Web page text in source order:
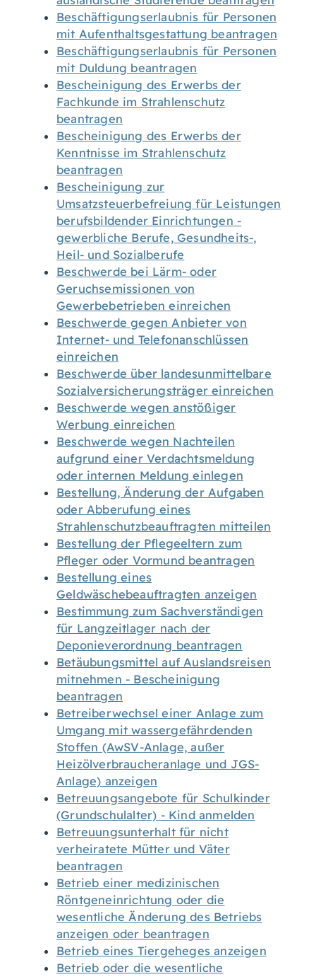
Beschäftigungserlaubnis für Personen
mit Aufenthaltsgestattung beantragen
Beschäftigungserlaubnis für Personen
mit Duldung beantragen
Bescheinigung des Erwerbs der
Fachkunde im Strahlenschutz
beantragen
Bescheinigung des Erwerbs der
Kenntnisse im Strahlenschutz
beantragen
Bescheinigung zur
Umsatzsteuerbefreiung für Leistungen
berufsbildender Einrichtungen -
gewerbliche Berufe, Gesundheits-,
Heil- und Sozialberufe
Beschwerde bei Lärm- oder
Geruchsemissionen von
Gewerbebetrieben einreichen
Beschwerde gegen Anbieter von
Internet- und Telefonanschlüssen
einreichen
Beschwerde über landesunmittelbare
Sozialversicherungsträger einreichen
Beschwerde wegen anstößiger
Werbung einreichen
Beschwerde wegen Nachteilen
aufgrund einer Verdachtsmeldung
oder internen Meldung einlegen
Bestellung, Änderung der Aufgaben
oder Abberufung eines
Strahlenschutzbeauftragten mitteilen
Bestellung der Pflegeeltern zum
Pfleger oder Vormund beantragen
Bestellung eines
Geldwäschebeauftragten anzeigen
Bestimmung zum Sachverständigen
für Langzeitlager nach der
Deponieverordnung beantragen
Betäubungsmittel auf Auslandsreisen
mitnehmen - Bescheinigung
beantragen
Betreiberwechsel einer Anlage zum
Umgang mit wassergefährdenden
Stoffen (AwSV-Anlage, außer
Heizölverbraucheranlage und JGS-
Anlage) anzeigen
Betreuungsangebote für Schulkinder
(Grundschulalter) - Kind anmelden
Betreuungsunterhalt für nicht
verheiratete Mütter und Väter
beantragen
Betrieb einer medizinischen
Röntgeneinrichtung oder die
wesentliche Änderung des Betriebs
anzeigen oder beantragen
Betrieb eines Tiergeheges anzeigen
Betrieb oder die wesentliche